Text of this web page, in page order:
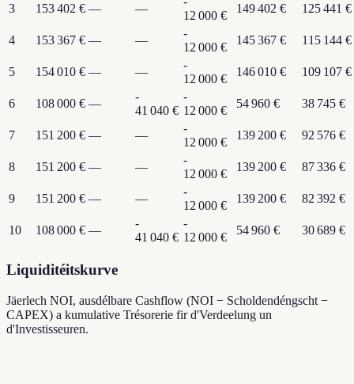
3 153 402 € — —
12 000 €
149 402 € 125 441 €
4 153 367 € — —
-
12 000 €
145 367 € 115 144 €
5 154 010 € — —
-
12 000 €
146 010 € 109 107 €
6 108 000 € —
-
41 040 €
-
12 000 €
54 960 € 38 745 €
7 151 200 € — —
-
12 000 €
139 200 € 92 576 €
8 151 200 € — —
-
12 000 €
139 200 € 87 336 €
9 151 200 € — —
-
12 000 €
139 200 € 82 392 €
10 108 000 € —
-
41 040 €
-
12 000 €
54 960 € 30 689 €
Liquiditéitskurve
Jäerlech NOI, ausdélbare Cashflow (NOI − Scholdendéngscht −
CAPEX) a kumulative Trésorerie fir d'Verdeelung un
d'Investisseuren.